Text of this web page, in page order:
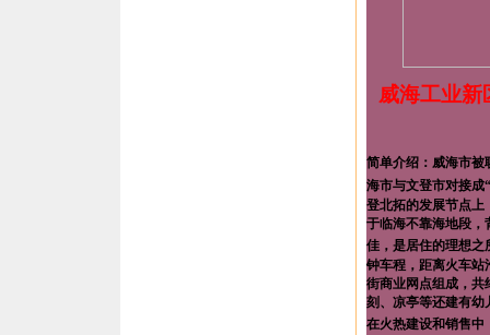
威海工业新
简单介绍：威海市被
海市与文登市对接成
登北拓的发展节点上
于临海不靠海地段，
佳，是居住的理想之
钟车程，距离火车站
街商业网点组成，共
刻、凉亭等还建有幼
在火热建设和销售中